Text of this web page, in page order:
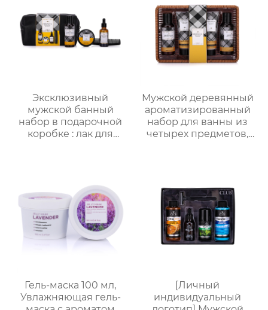
варианты (лаванда/
роза/кокос-мята и др.)
| Подарочные наборы
праздничный
подарок, возможность
нанесения логотипа
Эксклюзивный
мужской банный
набор в подарочной
коробке : лак для
подарочная упаковка ,
высококлассная
атмосфера , подходит
для парня/мужа/отца
Мужской деревянный
ароматизированный
набор для ванны из
четырех предметов,
подарочная коробка
для ванны для
мужчин, подарок на
День отца , парню,
мужу
Гель-маска 100 мл,
Увлажняющая гель-
[Личный
индивидуальный